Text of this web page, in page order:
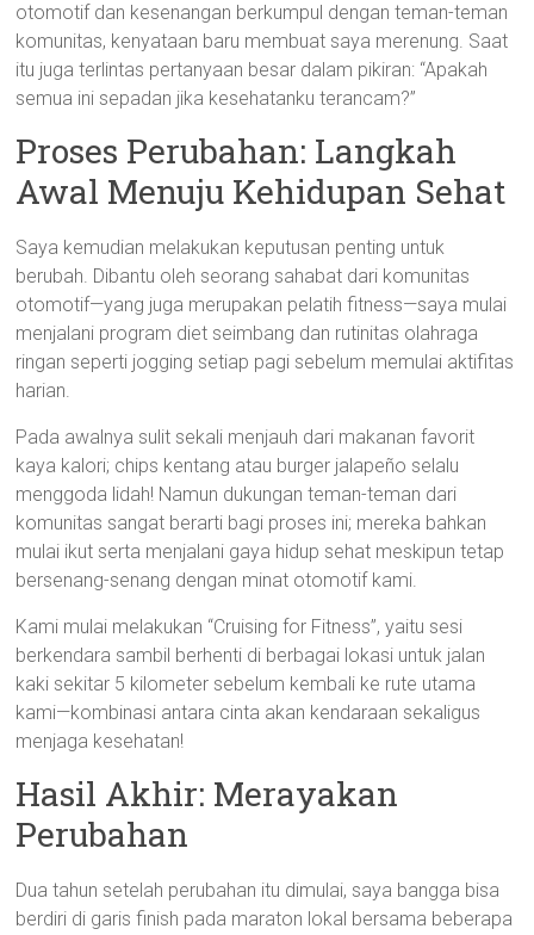
otomotif dan kesenangan berkumpul dengan teman-teman
komunitas, kenyataan baru membuat saya merenung. Saat
itu juga terlintas pertanyaan besar dalam pikiran: “Apakah
semua ini sepadan jika kesehatanku terancam?”
Proses Perubahan: Langkah
Awal Menuju Kehidupan Sehat
Saya kemudian melakukan keputusan penting untuk
berubah. Dibantu oleh seorang sahabat dari komunitas
otomotif—yang juga merupakan pelatih fitness—saya mulai
menjalani program diet seimbang dan rutinitas olahraga
ringan seperti jogging setiap pagi sebelum memulai aktifitas
harian.
Pada awalnya sulit sekali menjauh dari makanan favorit
kaya kalori; chips kentang atau burger jalapeño selalu
menggoda lidah! Namun dukungan teman-teman dari
komunitas sangat berarti bagi proses ini; mereka bahkan
mulai ikut serta menjalani gaya hidup sehat meskipun tetap
bersenang-senang dengan minat otomotif kami.
Kami mulai melakukan “Cruising for Fitness”, yaitu sesi
berkendara sambil berhenti di berbagai lokasi untuk jalan
kaki sekitar 5 kilometer sebelum kembali ke rute utama
kami—kombinasi antara cinta akan kendaraan sekaligus
menjaga kesehatan!
Hasil Akhir: Merayakan
Perubahan
Dua tahun setelah perubahan itu dimulai, saya bangga bisa
berdiri di garis finish pada maraton lokal bersama beberapa